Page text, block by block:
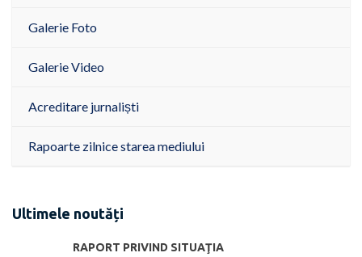
Galerie Foto
Galerie Video
Acreditare jurnaliști
Rapoarte zilnice starea mediului
Ultimele noutăți
RAPORT PRIVIND SITUAŢIA